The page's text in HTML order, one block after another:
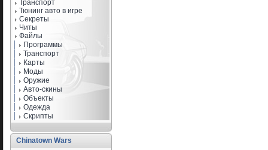
Транспорт
Тюнинг авто в игре
Секреты
Читы
Файлы
Программы
Транспорт
Карты
Моды
Оружие
Авто-скины
Объекты
Одежда
Скрипты
Chinatown Wars